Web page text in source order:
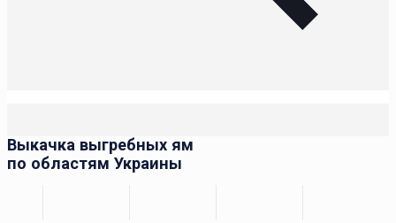
Выкачка выгребных ям
по областям Украины